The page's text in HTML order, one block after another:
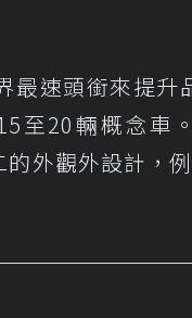
速頭銜來提升
至20輛概念車
外觀外設計，